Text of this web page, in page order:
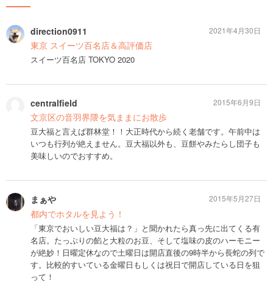
direction0911
東京 スイーツ百名店＆高評価店
スイーツ百名店 TOKYO 2020
2021年4月30日
centralfield
文京区の音羽界隈を気ままにお散歩
豆大福と言えば群林堂！！大正時代から続く老舗です。午前中は
いつも行列が絶えません。豆大福以外も、豆餅やみたらし団子も
美味しいのでおすすめ。
2015年6月9日
まぁや
都内でホタルを見よう！
「東京でおいしい豆大福は？」と聞かれたら真っ先に出てくる有
名店。たっぷりの餡と大粒のお豆、そして塩味の皮のハーモニー
が絶妙！日曜定休なので土曜日は開店直後の9時半から長蛇の列で
す。比較的すいている金曜日もしくは祝日で開店している日を狙
って！
2015年5月27日